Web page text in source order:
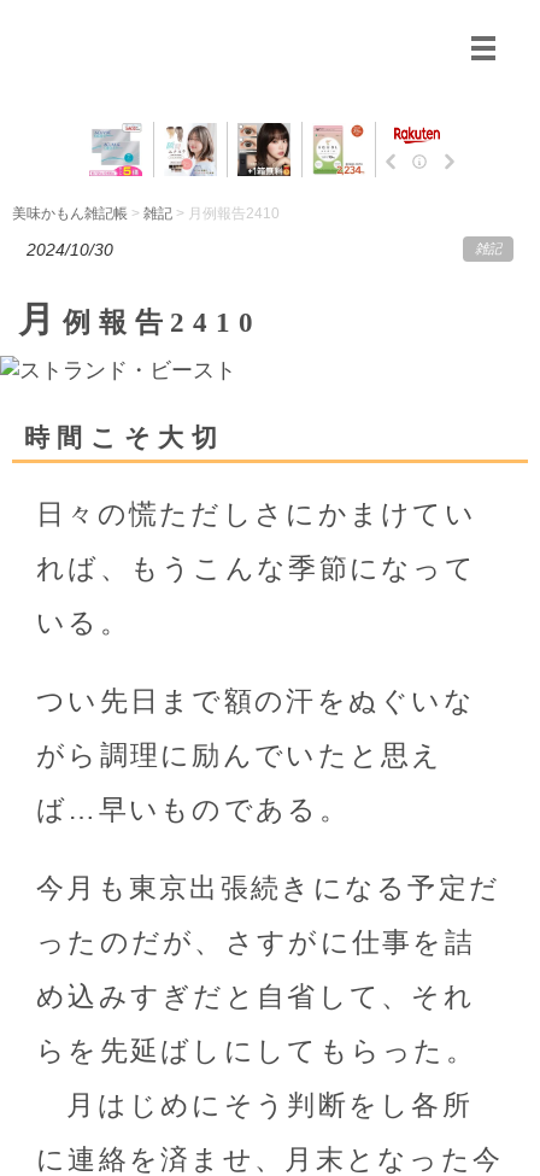
美味かもん雑記帳 > 雑記 > 月例報告2410
2024/10/30 雑記
月 例報告2410
時間こそ大切
日々の慌ただしさにかまけてい
れば、もうこんな季節になって
いる。
つい先日まで額の汗をぬぐいな
がら調理に励んでいたと思え
ば…早いものである。
今月も東京出張続きになる予定だ
ったのだが、さすがに仕事を詰
め込みすぎだと自省して、それ
らを先延ばしにしてもらった。
月はじめにそう判断をし各所
に連絡を済ませ、月末となった今